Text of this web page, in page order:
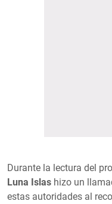
Durante la lectura del
Luna Islas hizo un
estas autoridades al